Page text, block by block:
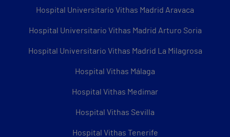
Hospital Universitario Vithas Madrid Aravaca
Hospital Universitario Vithas Madrid Arturo Soria
Hospital Universitario Vithas Madrid La Milagrosa
Hospital Vithas Málaga
Hospital Vithas Medimar
Hospital Vithas Sevilla
Hospital Vithas Tenerife